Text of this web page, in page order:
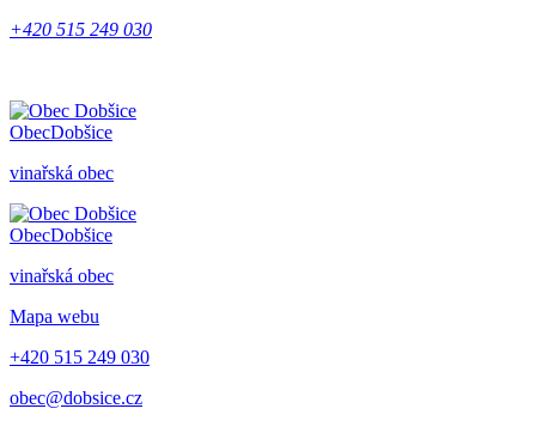
+420 515 249 030
ObecDobšice
vinařská obec
ObecDobšice
vinařská obec
Mapa webu
+420 515 249 030
obec@dobsice.cz